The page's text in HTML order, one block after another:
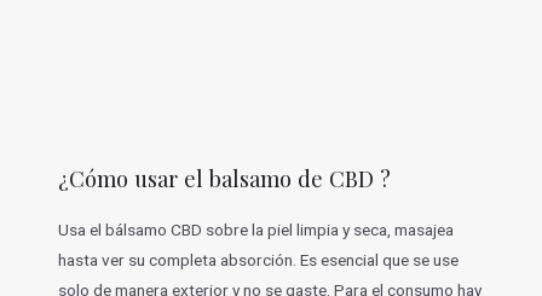
¿Cómo usar el balsamo de CBD ?
Usa el bálsamo CBD sobre la piel limpia y seca, masajea
hasta ver su completa absorción. Es esencial que se use
solo de manera exterior y no se gaste. Para el consumo hay